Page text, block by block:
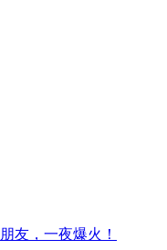
友，一夜爆火！